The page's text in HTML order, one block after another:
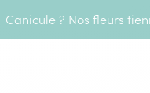
Canicule ? Nos fleurs